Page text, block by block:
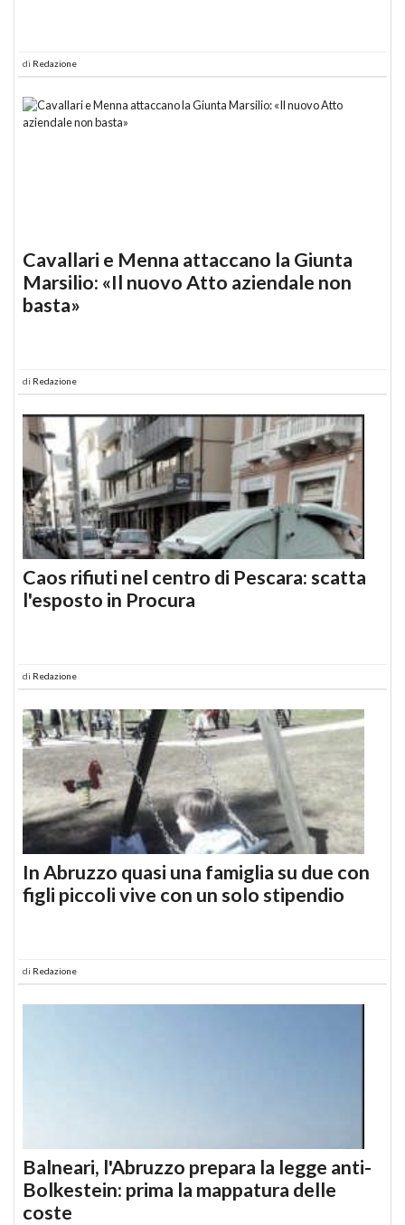
di Redazione
Cavallari e Menna attaccano la Giunta
Marsilio: «Il nuovo Atto aziendale non
basta»
di Redazione
Caos rifiuti nel centro di Pescara: scatta
l'esposto in Procura
di Redazione
In Abruzzo quasi una famiglia su due con
figli piccoli vive con un solo stipendio
di Redazione
Balneari, l'Abruzzo prepara la legge anti-
Bolkestein: prima la mappatura delle
coste